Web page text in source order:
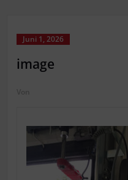
Juni 1, 2026
image